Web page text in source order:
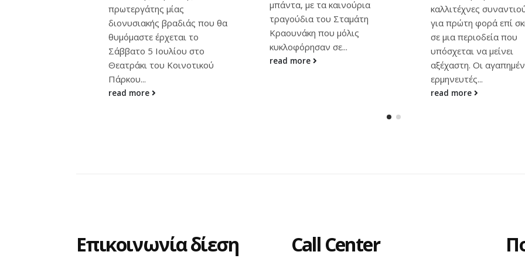
μπάντα, με τα καινούρια
τραγούδια του Σταμάτη
Κραουνάκη που μόλις
κυκλοφόρησαν σε...
read more
καλλιτέχνες συναντιούνται
για πρώτη φορά επί σκηνής
σε μια περιοδεία που
υπόσχεται να μείνει
αξέχαστη. Οι αγαπημένοι
αγαπημένος
έρχεται για μια
εμφάνιση στη
Κυριακή 10 Μαΐου η
πρωτεύουσα
τον...
read more
Επικοινωνία δίεση
Call Center